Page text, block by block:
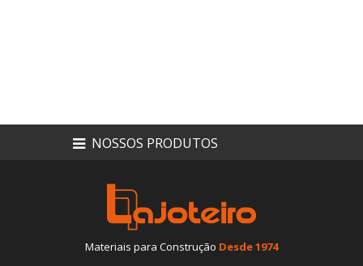
NOSSOS PRODUTOS
Materiais para Construção Desde 1974